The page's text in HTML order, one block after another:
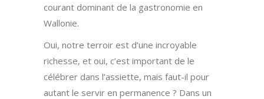
courant dominant de la gastronomie en
Wallonie.
Oui, notre terroir est d’une incroyable
richesse, et oui, c’est important de le
célébrer dans l’assiette, mais faut-il pour
autant le servir en permanence ? Dans un